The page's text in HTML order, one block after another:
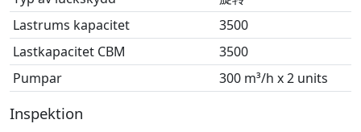
Lastrums kapacitet
3500
Lastkapacitet CBM
3500
Pumpar
300 m³/h x 2 units
Inspektion